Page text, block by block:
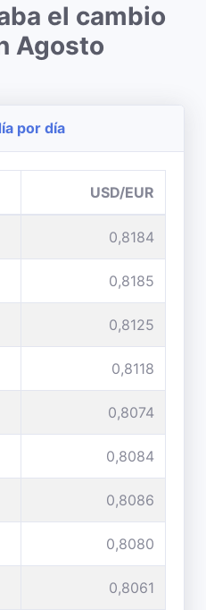
el cambio
Agosto
por día
USD/EUR
0,8184
0,8185
0,8125
0,8118
0,8074
0,8084
0,8086
0,8080
0,8061